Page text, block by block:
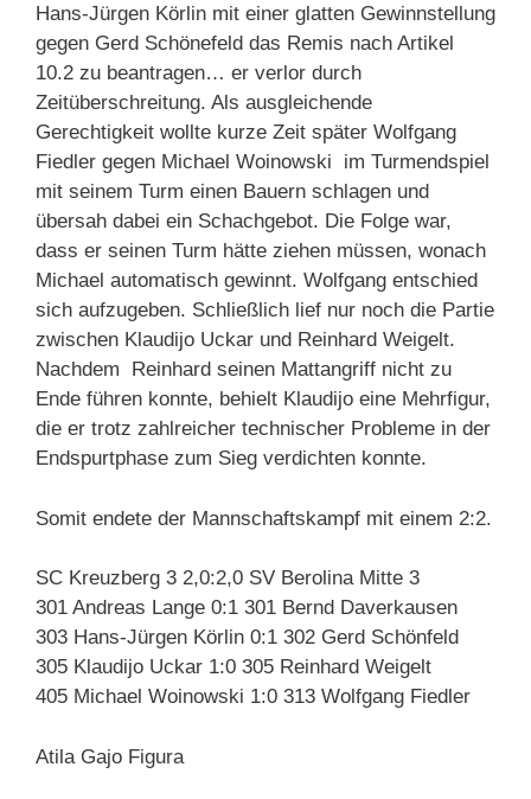
Hans-Jürgen Körlin mit einer glatten Gewinnstellung
gegen Gerd Schönefeld das Remis nach Artikel
10.2 zu beantragen… er verlor durch
Zeitüberschreitung. Als ausgleichende
Gerechtigkeit wollte kurze Zeit später Wolfgang
Fiedler gegen Michael Woinowski im Turmendspiel
mit seinem Turm einen Bauern schlagen und
übersah dabei ein Schachgebot. Die Folge war,
dass er seinen Turm hätte ziehen müssen, wonach
Michael automatisch gewinnt. Wolfgang entschied
sich aufzugeben. Schließlich lief nur noch die Partie
zwischen Klaudijo Uckar und Reinhard Weigelt.
Nachdem Reinhard seinen Mattangriff nicht zu
Ende führen konnte, behielt Klaudijo eine Mehrfigur,
die er trotz zahlreicher technischer Probleme in der
Endspurtphase zum Sieg verdichten konnte.
Somit endete der Mannschaftskampf mit einem 2:2.
SC Kreuzberg 3 2,0:2,0 SV Berolina Mitte 3
301 Andreas Lange 0:1 301 Bernd Daverkausen
303 Hans-Jürgen Körlin 0:1 302 Gerd Schönfeld
305 Klaudijo Uckar 1:0 305 Reinhard Weigelt
405 Michael Woinowski 1:0 313 Wolfgang Fiedler
Atila Gajo Figura